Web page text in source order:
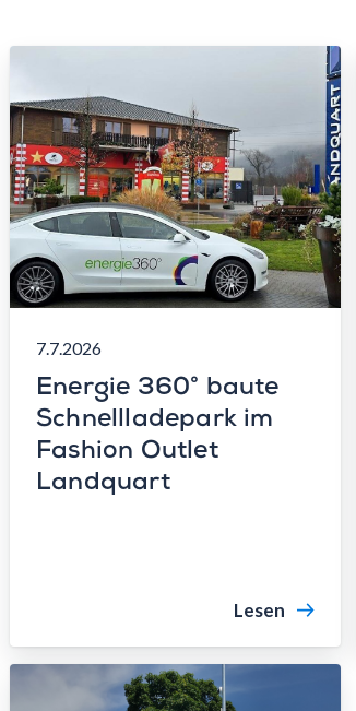
7.7.2026
Energie 360° baute
Schnellladepark im
Fashion Outlet
Landquart
Lesen